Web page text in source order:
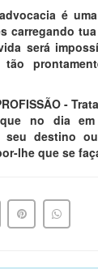
é
carregando
será
tão
-
no dia
seu destino
lhe que se